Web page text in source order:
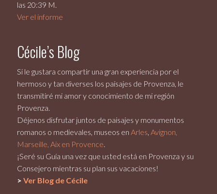
las 20:39 M.
Ver el informe
Cécile’s Blog
Si le gustara compartir una gran experiencia por el
hermoso y tan diverses los paisajes de Provenza, le
transmitiré mi amor y conocimiento de mi región
Provenza.
Déjenos disfrutar juntos de paisajes y monumentos
romanos o medievales, museos en Arles, Avignon,
Marseille, Aix en Provence.
¡Seré su Guía una vez que usted está en Provenza y su
Consejero mientras su plan sus vacaciones!
> Ver Blog de Cécile